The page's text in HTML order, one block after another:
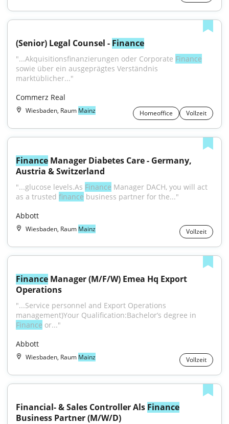
(Senior) Legal Counsel - Finance
"...Akquisitionsfinanzierungen oder Corporate Finance
sowie über ein ausgeprägtes Verständnis
marktüblicher..."
Commerz Real
Wiesbaden, Raum Mainz Homeoffice Vollzeit
Finance Manager Diabetes Care - Germany,
Austria & Switzerland
"...glucose levels.As Finance Manager DACH, you will act
as a trusted finance business partner for the..."
Abbott
Wiesbaden, Raum Mainz Vollzeit
Finance Manager (M/F/W) Emea Hq Export
Operations
"...Service personnel and Export Operations
Finance or..."
Abbott
Wiesbaden, Raum Mainz Vollzeit
Financial- & Sales Controller Als Finance
Business Partner (M/W/D)